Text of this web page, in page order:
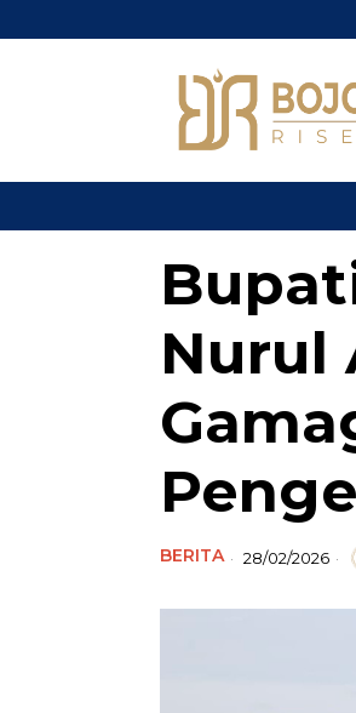
Nurul
BERITA 28/02/2026